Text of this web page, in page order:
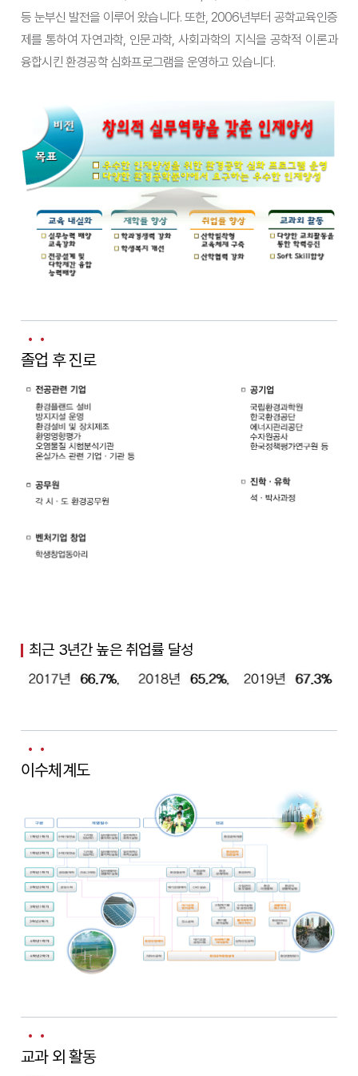
등 눈부신 발전을 이루어 왔습니다. 또한, 2006년부터 공학교육인증
제를 통하여 자연과학, 인문과학, 사회과학의 지식을 공학적 이론과
융합시킨 환경공학 심화프로그램을 운영하고 있습니다.
졸업 후 진로
최근 3년간 높은 취업률 달성
이수체계도
교과 외 활동